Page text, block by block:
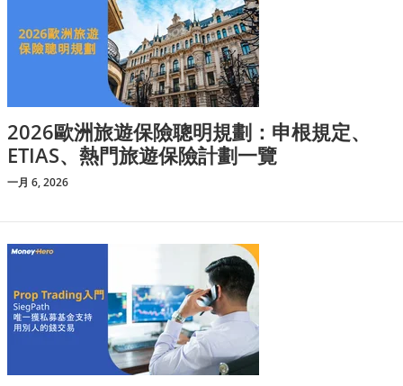
2026歐洲旅遊保險聰明規劃：申根規定、
ETIAS、熱門旅遊保險計劃一覽
一月 6, 2026